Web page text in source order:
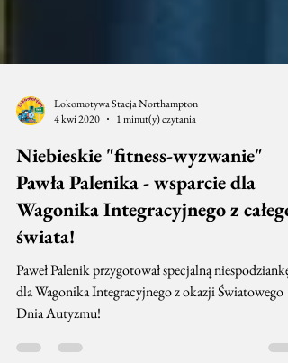
4 kwi 2020
1 minut(y) czytania
Niebieskie "fitness-wyzwanie"
Pawła Palenika - wsparcie dla
Wagonika Integracyjnego z całego
świata!
Paweł Palenik przygotował specjalną niespodziankę
Dnia Autyzmu!